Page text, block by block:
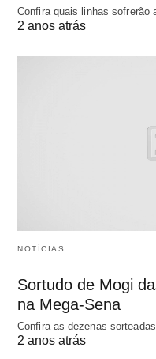
Confira quais linhas sofrerão
2 anos atrás
NOTÍCIAS
Sortudo de Mogi
na Mega-Sena
Confira as dezenas
2 anos atrás